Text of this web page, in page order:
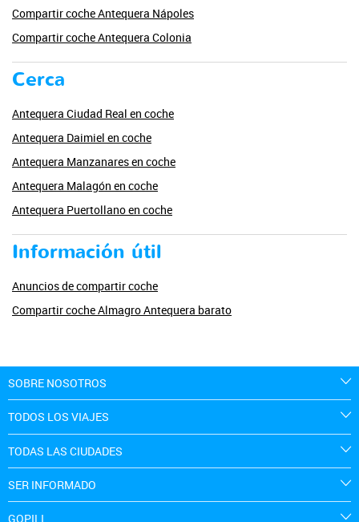
Compartir coche Antequera Nápoles
Compartir coche Antequera Colonia
Cerca
Antequera Ciudad Real en coche
Antequera Daimiel en coche
Antequera Manzanares en coche
Antequera Malagón en coche
Antequera Puertollano en coche
Información útil
Anuncios de compartir coche
Compartir coche Almagro Antequera barato
SOBRE NOSOTROS
TODOS LOS VIAJES
TODAS LAS CIUDADES
SER INFORMADO
GOPILI